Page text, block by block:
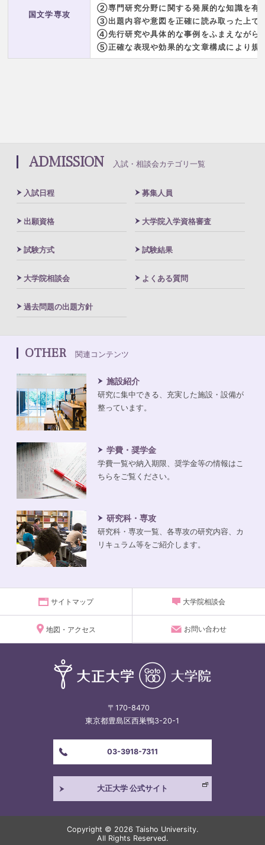
国文学専攻
②専門研究分野に関する発展的な知識を有
③出題内容や意図を正確に読み取った上で
④先行研究や具体的な事例をふまえながら
⑤正確な表現や効果的な文章構成により規
ADMISSION 入試・相談会カテゴリ一覧
入試日程 募集人員
出願資格 大学院入学資格審査
試験方式 試験結果
大学院相談会 よくある質問
過去問題の出題方針
OTHER 関連コンテンツ
施設紹介
研究に集中できる、充実した施設・設備が
整っています。
学費・奨学金
学費一覧や納入期限、奨学金等の情報はこ
ちらをご覧ください。
研究科・専攻
研究科・専攻一覧、各専攻の研究内容、カ
リキュラム等をご紹介します。
サイトマップ 大学院相談会
地図・アクセス お問い合わせ
〒170-8470
東京都豊島区西巣鴨3-20-1
03-3918-7311
大正大学 公式サイト
Copyright © 2026 Taisho University.
All Rights Reserved.